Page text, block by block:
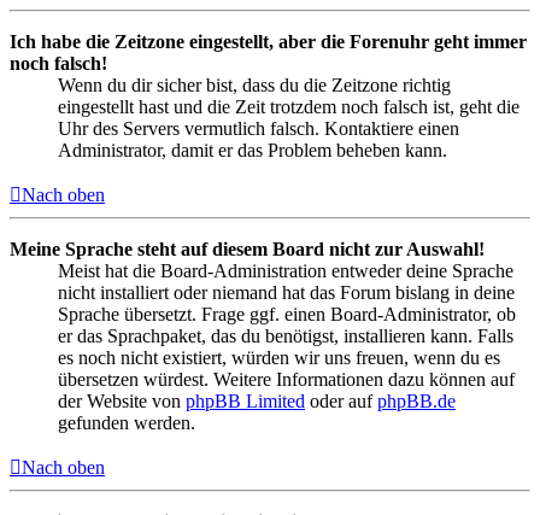
Ich habe die Zeitzone eingestellt, aber die Forenuhr geht immer
noch falsch!
Wenn du dir sicher bist, dass du die Zeitzone richtig
eingestellt hast und die Zeit trotzdem noch falsch ist, geht die
Uhr des Servers vermutlich falsch. Kontaktiere einen
Administrator, damit er das Problem beheben kann.
Nach oben
Meine Sprache steht auf diesem Board nicht zur Auswahl!
Meist hat die Board-Administration entweder deine Sprache
nicht installiert oder niemand hat das Forum bislang in deine
Sprache übersetzt. Frage ggf. einen Board-Administrator, ob
er das Sprachpaket, das du benötigst, installieren kann. Falls
es noch nicht existiert, würden wir uns freuen, wenn du es
übersetzen würdest. Weitere Informationen dazu können auf
der Website von phpBB Limited oder aufphpBB.de
gefunden werden.
Nach oben